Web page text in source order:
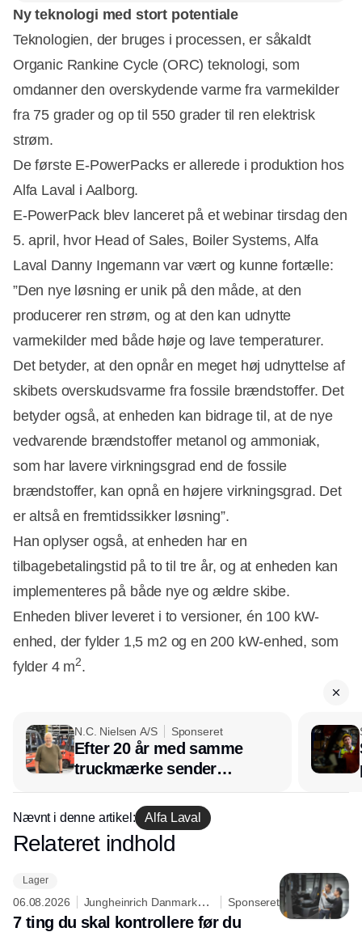
Ny teknologi med stort potentiale
Teknologien, der bruges i processen, er såkaldt
Organic Rankine Cycle (ORC) teknologi, som
omdanner den overskydende varme fra varmekilder
fra 75 grader og op til 550 grader til ren elektrisk
strøm.
De første E-PowerPacks er allerede i produktion hos
Alfa Laval i Aalborg.
E-PowerPack blev lanceret på et webinar tirsdag den
5. april, hvor Head of Sales, Boiler Systems, Alfa
Laval Danny Ingemann var vært og kunne fortælle:
”Den nye løsning er unik på den måde, at den
producerer ren strøm, og at den kan udnytte
varmekilder med både høje og lave temperaturer.
Det betyder, at den opnår en meget høj udnyttelse af
skibets overskudsvarme fra fossile brændstoffer. Det
betyder også, at enheden kan bidrage til, at de nye
vedvarende brændstoffer metanol og ammoniak,
som har lavere virkningsgrad end de fossile
brændstoffer, kan opnå en højere virkningsgrad. Det
er altså en fremtidssikker løsning”.
Han oplyser også, at enheden har en
tilbagebetalingstid på to til tre år, og at enheden kan
implementeres på både nye og ældre skibe.
Enheden bliver leveret i to versioner, én 100 kW-
enhed, der fylder 1,5 m2 og en 200 kW-enhed, som
fylder 4 m2.
N.C. Nielsen A/S Sponseret
Efter 20 år med samme
truckmærke sender
lagerchef stafetten videre
hos INOX
Nævnt i denne artikel: Alfa Laval
Annonce
Relateret indhold
Lager
06.08.2026
Jungheinrich Danmark
A/S
Sponseret
7 ting du skal kontrollere før du